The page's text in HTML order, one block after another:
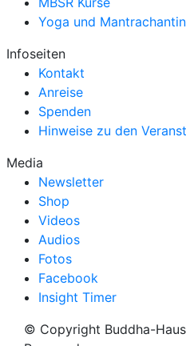
Yoga und
Infoseiten
Kontakt
Anreise
Spenden
Hinweise zu den
Media
Newsletter
Shop
Videos
Audios
Fotos
Facebook
Insight Timer
© Copyright Buddha-